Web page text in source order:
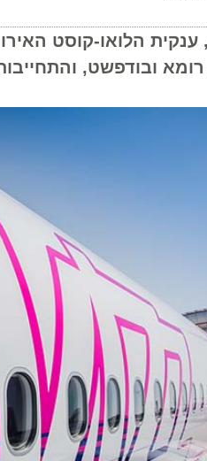
הלואו-קוסט
ובודפשט,